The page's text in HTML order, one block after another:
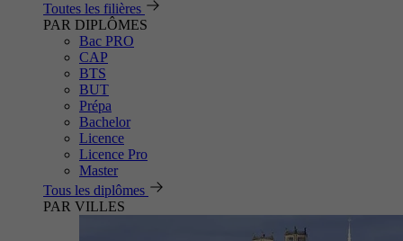
Toutes les filières
PAR DIPLÔMES
Bac PRO
CAP
BTS
BUT
Prépa
Bachelor
Licence
Licence Pro
Master
Tous les diplômes
PAR VILLES